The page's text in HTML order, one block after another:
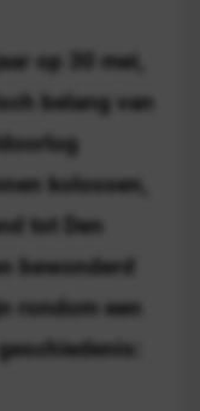
op 30 mei,
belang van
kolossen,
tot Den
bewonderd
rondom een